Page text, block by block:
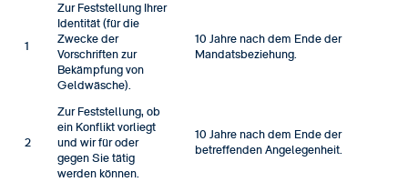
1
Zur Feststellung Ihrer
Identität (für die
Zwecke der
Vorschriften zur
Bekämpfung von
Geldwäsche).
10 Jahre nach dem Ende der
Mandatsbeziehung.
2
Zur Feststellung, ob
ein Konflikt vorliegt
und wir für oder
gegen Sie tätig
werden können.
10 Jahre nach dem Ende der
betreffenden Angelegenheit.